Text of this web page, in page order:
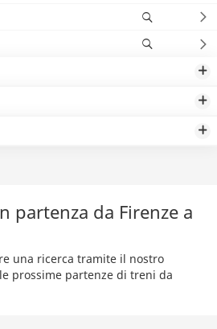
partenza da Firenze a
una ricerca tramite il nostro
prossime partenze di treni da